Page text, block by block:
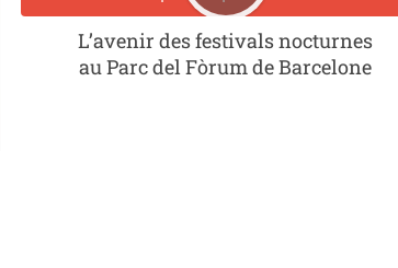
L’avenir des festivals nocturnes
au Parc del Fòrum de Barcelone